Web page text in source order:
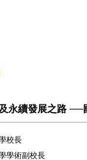
永續發展之路
校長
術副校長